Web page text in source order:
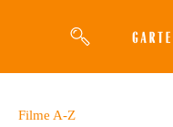
Filme A-Z